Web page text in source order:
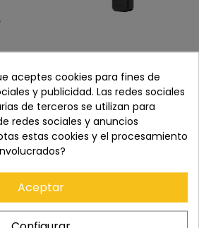
STANDARD COMBO NEGRO
529,00 €
CONSULTAR STOCK
aceptes cookies para fines de
y publicidad. Las redes sociales
de terceros se utilizan para
redes sociales y anuncios
estas cookies y el procesamiento
Aceptar